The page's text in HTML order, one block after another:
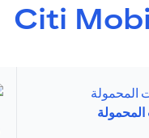
Citi